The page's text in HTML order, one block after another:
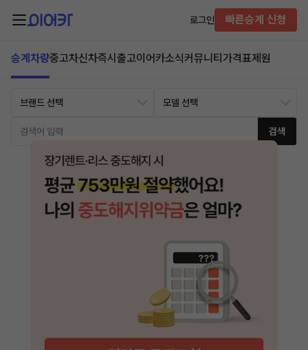
로그인 빠른승계 신청
승계차량중고차신차즉시출고이어카소식커뮤니티 가격표제원
검색